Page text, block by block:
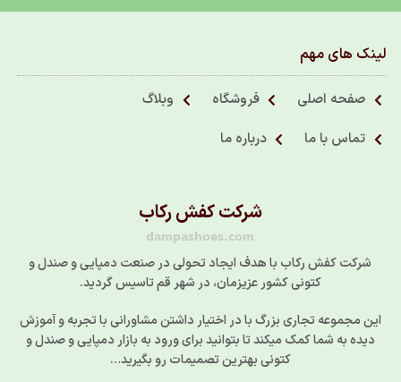
لینک های مهم
صفحه اصلی فروشگاه
وبلاگ
تماس با ما
درباره ما
شرکت کفش رکاب
dampashoes.com
شرکت کفش رکاب با هدف ایجاد تحولی در صنعت دمپایی و صندل و
کتونی کشور عزیزمان، در شهر قم تاسیس گردید.
این مجموعه تجاری بزرگ با در اختیار داشتن مشاورانی با تجربه و آموزش
دیده به شما کمک میکند تا بتوانید برای ورود به بازار دمپایی و صندل و
کتونی بهترین تصمیمات رو بگیرید…